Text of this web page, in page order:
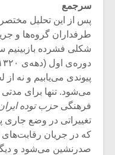
سرجمع
پس از این تحلیل مختصر
طرفداران گروه‌ها و
شکلی فشرده
پیوندی می‌یابیم و نه
می‌شود. تنها برای
فرهنگی حزب توده
تغییراتی در وضع
که در جریان
صدرنشین می‌شود و